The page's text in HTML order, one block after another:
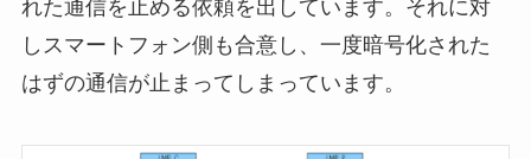
れた通信を止める依頼を出しています。それに対
しスマートフォン側も合意し、一度暗号化された
はずの通信が止まってしまっています。